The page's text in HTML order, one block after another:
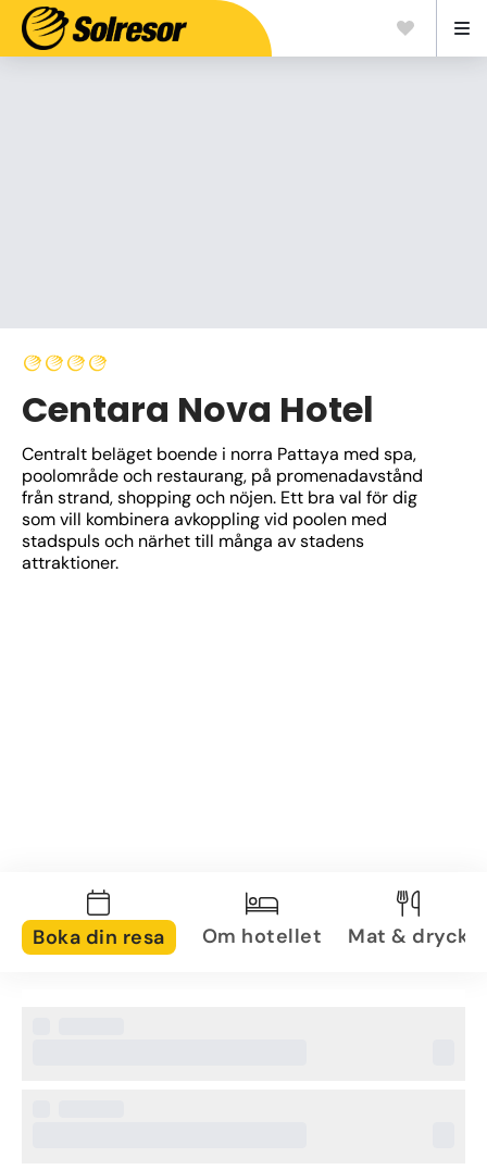
Centara Nova Hotel
Centralt beläget boende i norra Pattaya med spa,
poolområde och restaurang, på promenadavstånd
från strand, shopping och nöjen. Ett bra val för dig
som vill kombinera avkoppling vid poolen med
stadspuls och närhet till många av stadens
attraktioner.
Boka din resa Om hotellet Mat & dryck